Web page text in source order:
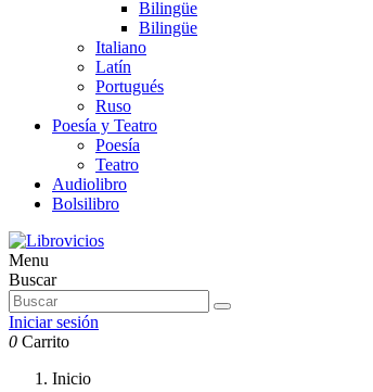
Bilingüe
Bilingüe
Italiano
Latín
Portugués
Ruso
Poesía y Teatro
Poesía
Teatro
Audiolibro
Bolsilibro
Menu
Buscar
Iniciar sesión
0 Carrito
Inicio